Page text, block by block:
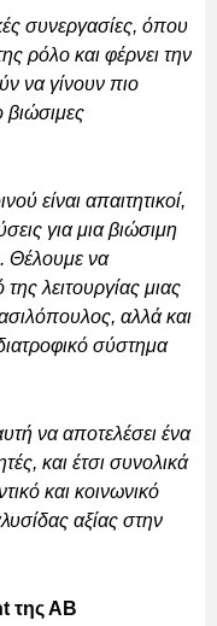
συνεργασίες, όπου
ρόλο και φέρνει την
να γίνουν πιο
βιώσιμες
είναι απαιτητικοί,
για μια βιώσιμη
Θέλουμε να
λειτουργίας μιας
αλλά και
σύστημα
να αποτελέσει ένα
και έτσι συνολικά
και κοινωνικό
αξίας στην
της ΑΒ